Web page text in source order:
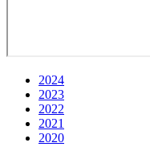
2024
2023
2022
2021
2020